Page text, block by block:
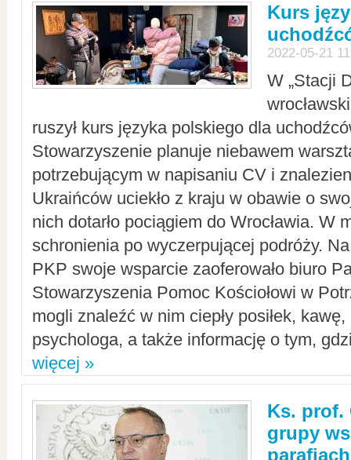
Kurs
2022-05-21
W „Stacji
ruszył kurs języka polskiego dla
Stowarzyszenie planuje niebawem
potrzebującym w napisaniu CV i
Ukraińców uciekło z kraju w obawie o
nich dotarło pociągiem do Wrocławia. W
schronienia po wyczerpującej podróży.
PKP swoje wsparcie zaoferowało biuro
Stowarzyszenia Pomoc Kościołowi w
mogli znaleźć w nim ciepły posiłek,
psychologa, a także informację o tym,
więcej »
Ks. prof.
grupy
parafiach